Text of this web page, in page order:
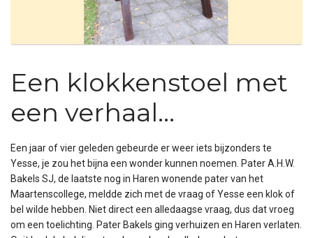
Een klokkenstoel met
een verhaal…
Een jaar of vier geleden gebeurde er weer iets bijzonders te
Yesse, je zou het bijna een wonder kunnen noemen. Pater A.H.W.
Bakels SJ, de laatste nog in Haren wonende pater van het
Maartenscollege, meldde zich met de vraag of Yesse een klok of
bel wilde hebben. Niet direct een alledaagse vraag, dus dat vroeg
om een toelichting. Pater Bakels ging verhuizen en Haren verlaten.